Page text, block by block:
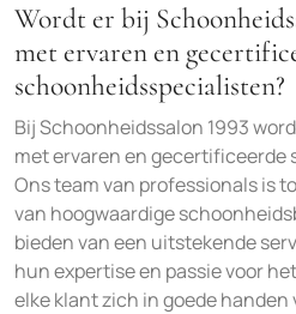
Wordt er bij
met ervaren en
schoonheidsspecialisten?
Bij Schoonheidssalon 1993
met ervaren en
Ons team van professionals is
van hoogwaardige
bieden van een uitstekende
hun expertise en passie voor
elke klant zich in goede handen